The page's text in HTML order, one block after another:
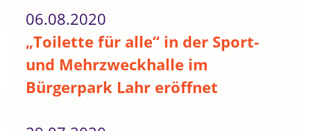
06.08.2020
„Toilette für alle“ in der Sport-
und Mehrzweckhalle im
Bürgerpark Lahr eröffnet